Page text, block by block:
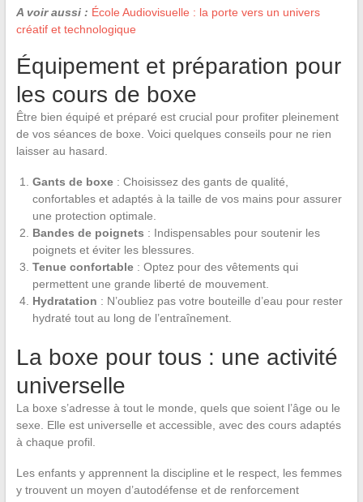
A voir aussi : École Audiovisuelle : la porte vers un univers
créatif et technologique
Équipement et préparation pour
les cours de boxe
Être bien équipé et préparé est crucial pour profiter pleinement
de vos séances de boxe. Voici quelques conseils pour ne rien
laisser au hasard.
Gants de boxe: Choisissez des gants de qualité,
confortables et adaptés à la taille de vos mains pour assurer
une protection optimale.
Bandes de poignets : Indispensables pour soutenir les
poignets et éviter les blessures.
Tenue confortable: Optez pour des vêtements qui
permettent une grande liberté de mouvement.
Hydratation : N’oubliez pas votre bouteille d’eau pour rester
hydraté tout au long de l’entraînement.
La boxe pour tous : une activité
universelle
La boxe s’adresse à tout le monde, quels que soient l’âge ou le
sexe. Elle est universelle et accessible, avec des cours adaptés
à chaque profil.
Les enfants y apprennent la discipline et le respect, les femmes
y trouvent un moyen d’autodéfense et de renforcement